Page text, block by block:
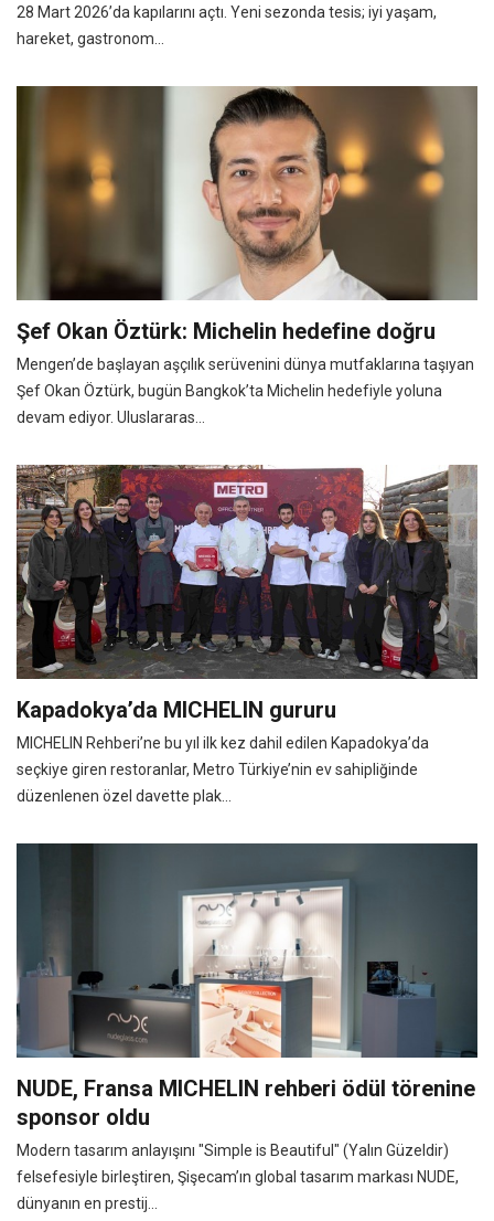
28 Mart 2026’da kapılarını açtı. Yeni sezonda tesis; iyi yaşam,
hareket, gastronom...
Şef Okan Öztürk: Michelin hedefine doğru
Mengen’de başlayan aşçılık serüvenini dünya mutfaklarına taşıyan
Şef Okan Öztürk, bugün Bangkok’ta Michelin hedefiyle yoluna
devam ediyor. Uluslararas...
Kapadokya’da MICHELIN gururu
MICHELIN Rehberi’ne bu yıl ilk kez dahil edilen Kapadokya’da
seçkiye giren restoranlar, Metro Türkiye’nin ev sahipliğinde
düzenlenen özel davette plak...
NUDE, Fransa MICHELIN rehberi ödül törenine
sponsor oldu
Modern tasarım anlayışını "Simple is Beautiful" (Yalın Güzeldir)
felsefesiyle birleştiren, Şişecam’ın global tasarım markası NUDE,
dünyanın en prestij...